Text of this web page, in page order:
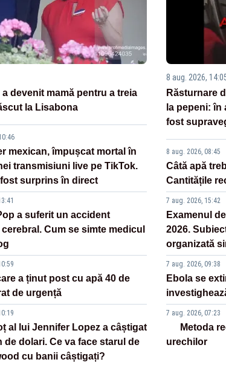
devenit mamă pentru a treia
la Lisabona
mexican, împușcat mortal în
transmisiuni live pe TikTok.
surprins în direct
a suferit un accident
Cum se simte medicul
a ținut post cu apă 40 de
de urgență
al lui Jennifer Lopez a câștigat
de dolari. Ce va face starul de
cu banii câștigați?
8 aug. 2026,
Răsturnare
la pepeni:
fost
8 aug. 2026, 08:45
Câtă apă
Cantitățile
7 aug. 2026, 15:42
Examenul
2026.
organizată
7 aug. 2026, 09:38
Ebola se
7 aug. 2026, 07:23
Metoda
urechilor